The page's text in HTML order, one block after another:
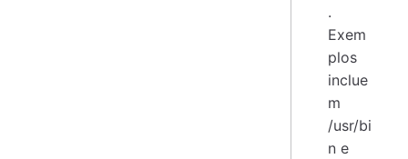
.
Exem
plos
inclue
m
/usr/bi
n e